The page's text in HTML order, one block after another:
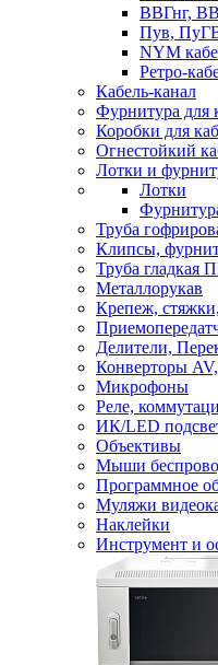
ВВГнг,
Пув,
NYM
Ретро-
Кабель-канал
Фурнитура для
Коробки для
Огнестойкий
Лотки и
Лотки
Труба
Клипсы,
Труба гладкая
Металлорукав
Крепеж,
Делители,
Конверторы
Микрофоны
Реле,
ИК/LED
Объективы
Мыши
Программное
Муляжи
Наклейки
Инструмент и